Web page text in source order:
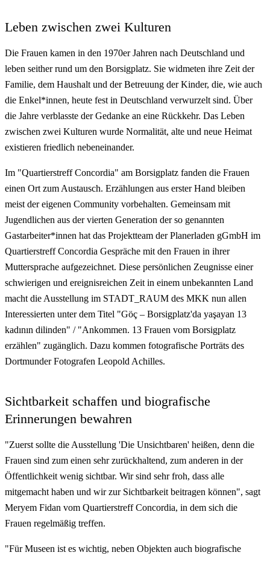
Leben zwischen zwei Kulturen
Die Frauen kamen in den 1970er Jahren nach Deutschland und
leben seither rund um den Borsigplatz. Sie widmeten ihre Zeit der
Familie, dem Haushalt und der Betreuung der Kinder, die, wie auch
die Enkel*innen, heute fest in Deutschland verwurzelt sind. Über
die Jahre verblasste der Gedanke an eine Rückkehr. Das Leben
zwischen zwei Kulturen wurde Normalität, alte und neue Heimat
existieren friedlich nebeneinander.
Im "Quartierstreff Concordia" am Borsigplatz fanden die Frauen
einen Ort zum Austausch. Erzählungen aus erster Hand bleiben
meist der eigenen Community vorbehalten. Gemeinsam mit
Jugendlichen aus der vierten Generation der so genannten
Gastarbeiter*innen hat das Projektteam der Planerladen gGmbH im
Quartierstreff Concordia Gespräche mit den Frauen in ihrer
Muttersprache aufgezeichnet. Diese persönlichen Zeugnisse einer
schwierigen und ereignisreichen Zeit in einem unbekannten Land
macht die Ausstellung im STADT_RAUM des MKK nun allen
Interessierten unter dem Titel "Göç – Borsigplatz'da yaşayan 13
kadının dilinden" / "Ankommen. 13 Frauen vom Borsigplatz
erzählen" zugänglich. Dazu kommen fotografische Porträts des
Dortmunder Fotografen Leopold Achilles.
Sichtbarkeit schaffen und biografische
Erinnerungen bewahren
"Zuerst sollte die Ausstellung 'Die Unsichtbaren' heißen, denn die
Frauen sind zum einen sehr zurückhaltend, zum anderen in der
Öffentlichkeit wenig sichtbar. Wir sind sehr froh, dass alle
mitgemacht haben und wir zur Sichtbarkeit beitragen können", sagt
Meryem Fidan vom Quartierstreff Concordia, in dem sich die
Frauen regelmäßig treffen.
"Für Museen ist es wichtig, neben Objekten auch biografische